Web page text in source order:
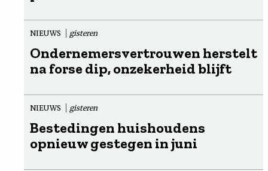
NIEUWS gisteren
Ondernemersvertrouwen herstelt
na forse dip, onzekerheid blijft
NIEUWS gisteren
Bestedingen huishoudens
opnieuw gestegen in juni